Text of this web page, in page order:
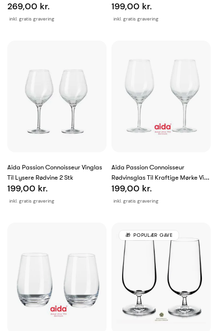
inkl. gratis gravering
269,00 kr.
inkl. gratis gravering
199,00 kr.
Aida Passion Connoisseur Vinglas
Til Lysere Rødvine 2 Stk
inkl. gratis gravering
199,00 kr.
Aida Passion Connoisseur
Rødvinsglas Til Kraftige Mørke Vine
2 Stk
inkl. gratis gravering
199,00 kr.
POPULÆR GAVE